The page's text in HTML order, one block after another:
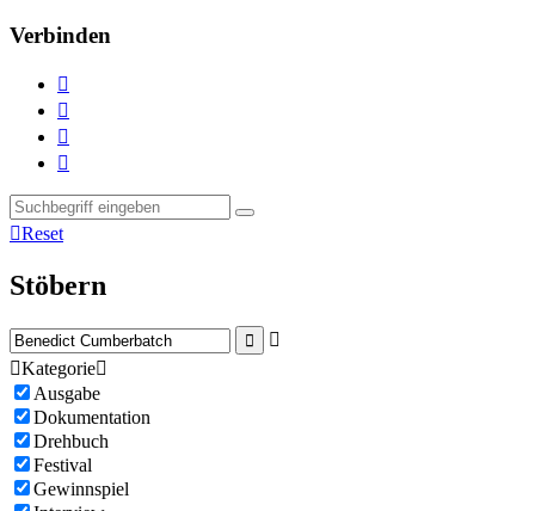
Verbinden




Reset
Stöbern


Kategorie
Ausgabe
Dokumentation
Drehbuch
Festival
Gewinnspiel